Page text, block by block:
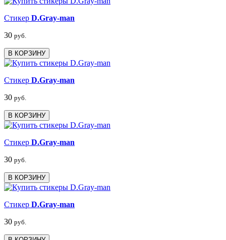
Стикер D.Gray-man
30 руб.
В КОРЗИНУ
Стикер D.Gray-man
30 руб.
В КОРЗИНУ
Стикер D.Gray-man
30 руб.
В КОРЗИНУ
Стикер D.Gray-man
30 руб.